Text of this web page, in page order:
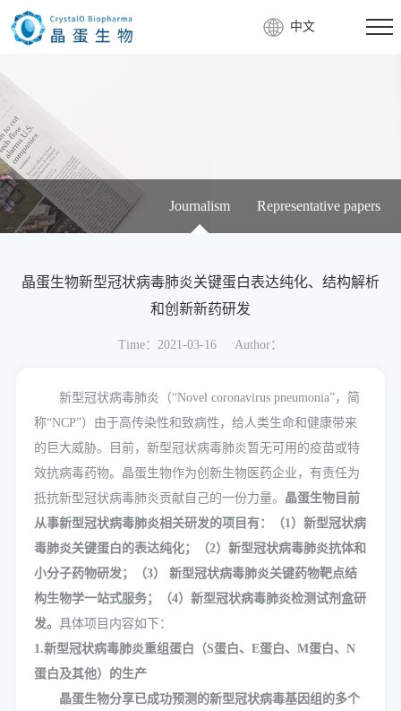
中文
Journalism Representative papers
晶蛋生物新型冠状病毒肺炎关键蛋白表达纯化、结构解析
和创新新药研发
Time：2021-03-16 Author：
新型冠状病毒肺炎（“Novel coronavirus pneumonia”，简
称“NCP”）由于高传染性和致病性，给人类生命和健康带来
的巨大威胁。目前，新型冠状病毒肺炎暂无可用的疫苗或特
效抗病毒药物。晶蛋生物作为创新生物医药企业，有责任为
抵抗新型冠状病毒肺炎贡献自己的一份力量。 晶蛋生物目前
从事新型冠状病毒肺炎相关研发的项目有：（1）新型冠状病
毒肺炎关键蛋白的表达纯化；（2）新型冠状病毒肺炎抗体和
小分子药物研发；（3） 新型冠状病毒肺炎关键药物靶点结
构生物学一站式服务；（4）新型冠状病毒肺炎检测试剂盒研
发。 具体项目内容如下：
1.新型冠状病毒肺炎重组蛋白（S蛋白、E蛋白、M蛋白、N
蛋白及其他）的生产
晶蛋生物分享已成功预测的新型冠状病毒基因组的多个